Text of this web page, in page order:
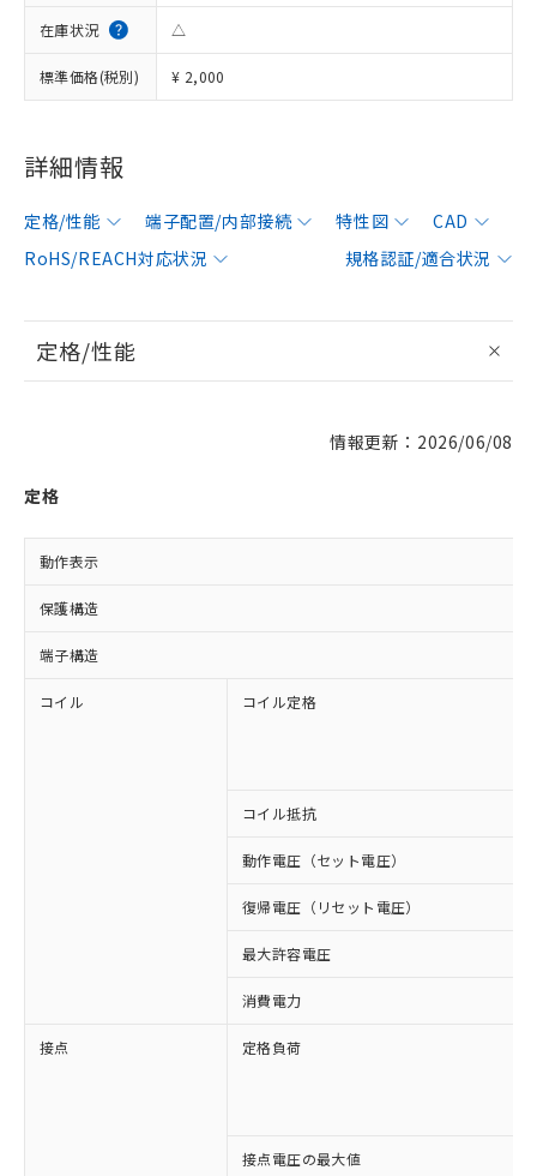
在庫状況 △
標準価格(税別) ¥ 2,000
詳細情報
定格/性能 端子配置/内部接続 特性図
CAD
RoHS/REACH対応状況
規格認証/適合状況
定格/性能
情報更新：2026/06/08
定格
動作表示
保護構造
端子構造
コイル コイル定格
コイル抵抗
動作電圧（セット電圧）
復帰電圧（リセット電圧）
最大許容電圧
消費電力
接点 定格負荷
接点電圧の最大値